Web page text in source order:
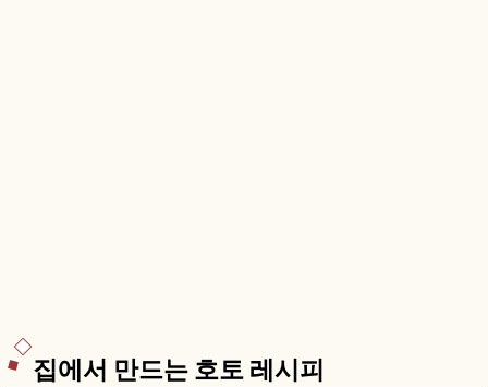
집에서 만드는 호토 레시피